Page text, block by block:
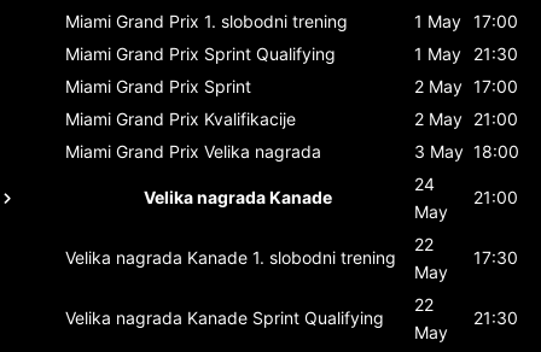
Miami Grand Prix 1. slobodni trening 1 May 17:00
Miami Grand Prix Sprint Qualifying 1 May
21:30
Miami Grand Prix Sprint 2 May 17:00
Miami Grand Prix Kvalifikacije 2 May 21:00
Miami Grand Prix Velika nagrada 3 May 18:00
Velika nagrada Kanade
24
May
21:00
Velika nagrada Kanade 1. slobodni trening
22
May
17:30
Velika nagrada Kanade Sprint Qualifying
22
May
21:30